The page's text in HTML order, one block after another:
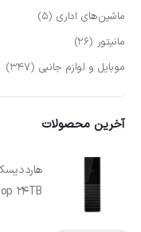
ماشین‌های اداری (5)
مانیتور (26)
موبایل و لوازم جانبی (347)
آخرین محصولات
24TB